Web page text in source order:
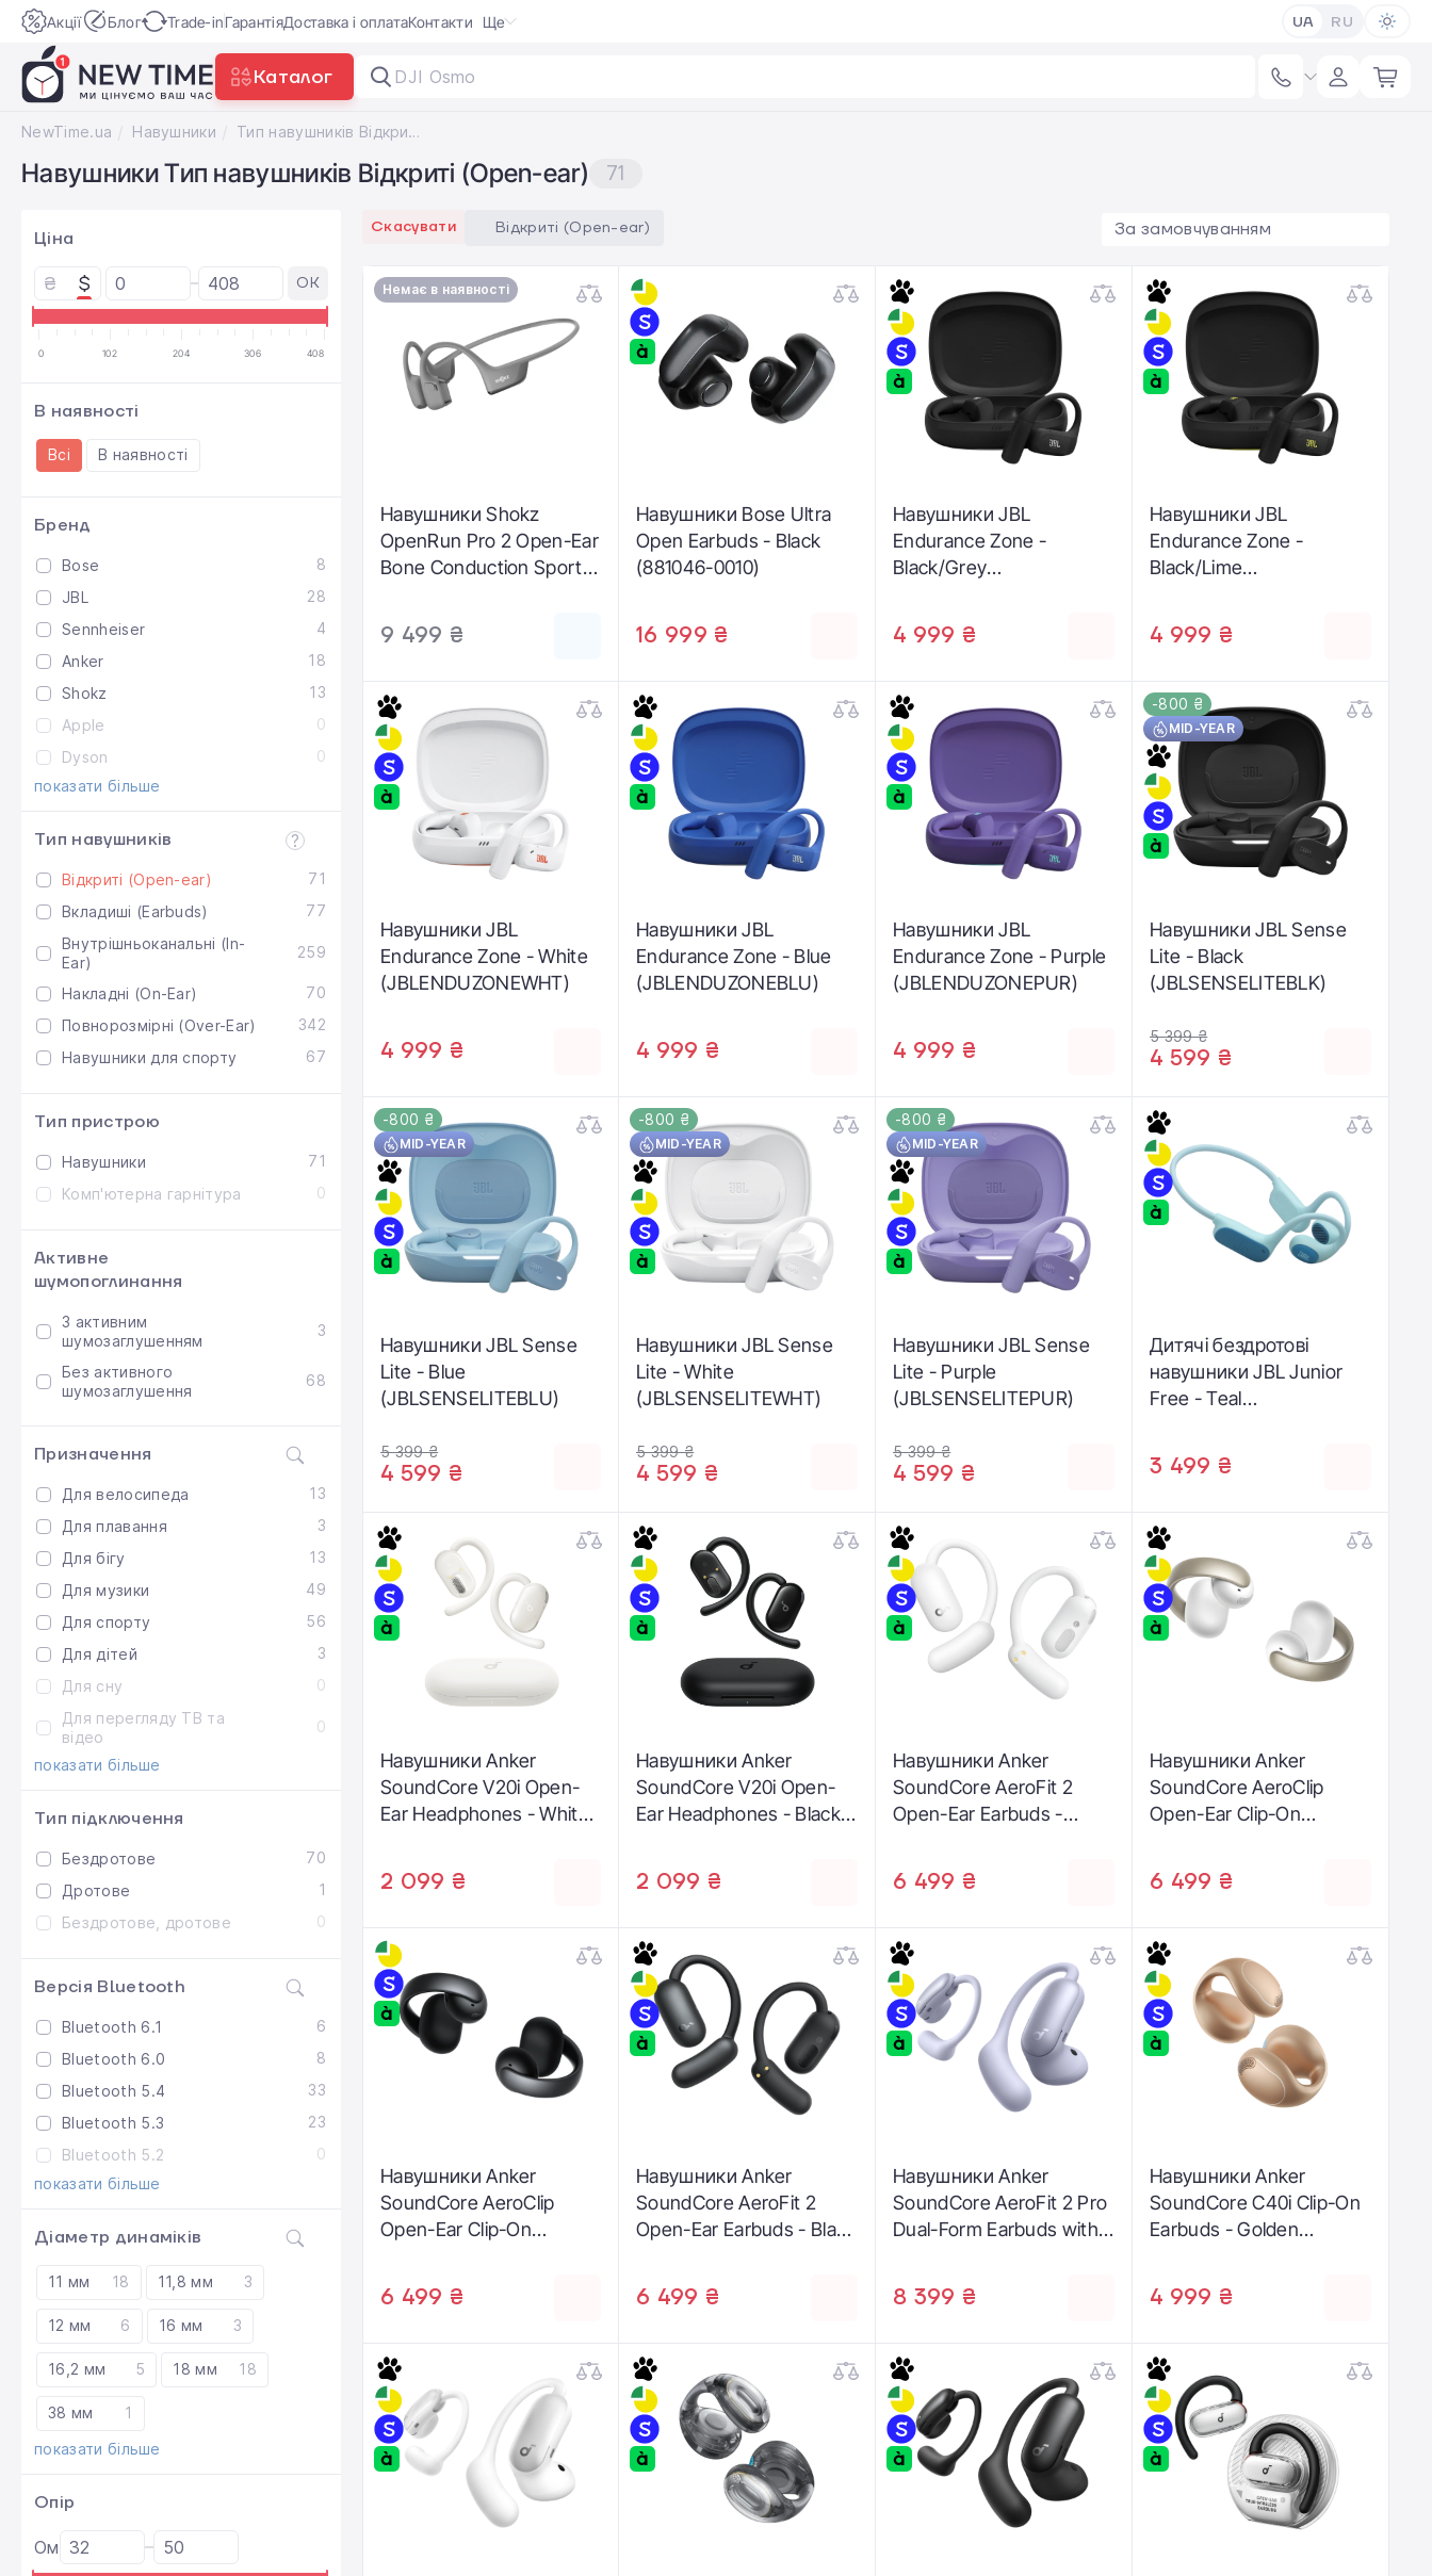
Акції Блог Trade-inГарантіяДоставка і оплатаКонтакти Ще UA RU
Каталог DJI Osmo Pocket
NewTime.ua Навушники Тип навушників Відкриті (Open-ear)
Навушники Тип навушників Відкриті (Open-ear) 71
Ціна
₴ $ OK
0 102 204 306 408
В наявності
Всі В наявності
Бренд
Bose
8
JBL
28
Sennheiser
4
Anker
18
Shokz
13
Apple
0
Dyson
0
показати більше
Тип навушників
Відкриті (Open-ear)
71
Вкладиші (Earbuds)
77
Внутрішньоканальні (In-
Ear)
259
Накладні (On-Ear)
70
Повнорозмірні (Over-Ear)
342
Навушники для спорту
67
Тип пристрою
Навушники
71
Комп'ютерна гарнітура
0
Активне
шумопоглинання
З активним
шумозаглушенням
3
Без активного
шумозаглушення
68
Призначення
Для велосипеда
13
Для плавання
3
Для бігу
13
Для музики
49
Для спорту
56
Для дітей
3
Для сну
0
Для перегляду ТВ та
відео
0
показати більше
Тип підключення
Бездротове
70
Дротове
1
Бездротове, дротове
0
Версія Bluetooth
Bluetooth 6.1
6
Bluetooth 6.0
8
Bluetooth 5.4
33
Bluetooth 5.3
23
Bluetooth 5.2
0
показати більше
Діаметр динаміків
11 мм 18 11,8 мм 3
12 мм 6 16 мм 3
16,2 мм 5 18 мм 18
38 мм
1
показати більше
Опір
Ом
Скасувати Відкриті (Open-ear) За замовчуванням
Немає в наявності
Навушники Shokz
OpenRun Pro 2 Open-Ear
Bone Conduction Sports
9 499 ₴
Навушники Bose Ultra
Open Earbuds - Black
(881046-0010)
16 999 ₴
Навушники JBL
Endurance Zone -
Black/Grey
4 999 ₴
Навушники JBL
Endurance Zone -
Black/Lime
4 999 ₴
Навушники JBL
Endurance Zone - White
(JBLENDUZONEWHT)
4 999 ₴
Навушники JBL
Endurance Zone - Blue
(JBLENDUZONEBLU)
4 999 ₴
Навушники JBL
Endurance Zone - Purple
(JBLENDUZONEPUR)
4 999 ₴
-800 ₴
MID-YEAR
Навушники JBL Sense
Lite - Black
(JBLSENSELITEBLK)
5 399 ₴
4 599 ₴
-800 ₴
MID-YEAR
Навушники JBL Sense
Lite - Blue
(JBLSENSELITEBLU)
5 399 ₴
4 599 ₴
-800 ₴
MID-YEAR
Навушники JBL Sense
Lite - White
(JBLSENSELITEWHT)
5 399 ₴
4 599 ₴
-800 ₴
MID-YEAR
Навушники JBL Sense
Lite - Purple
(JBLSENSELITEPUR)
5 399 ₴
4 599 ₴
Дитячі бездротові
навушники JBL Junior
Free - Teal
3 499 ₴
Навушники Anker
SoundCore V20i Open-
Ear Headphones - White
2 099 ₴
Навушники Anker
SoundCore V20i Open-
Ear Headphones - Black
2 099 ₴
Навушники Anker
SoundCore AeroFit 2
Open-Ear Earbuds -
6 499 ₴
Навушники Anker
SoundCore AeroClip
Open-Ear Clip-On
6 499 ₴
Навушники Anker
SoundCore AeroClip
Open-Ear Clip-On
6 499 ₴
Навушники Anker
SoundCore AeroFit 2
Open-Ear Earbuds - Black
6 499 ₴
Навушники Anker
SoundCore AeroFit 2 Pro
Dual-Form Earbuds with
8 399 ₴
Навушники Anker
SoundCore C40i Clip-On
Earbuds - Golden
4 999 ₴